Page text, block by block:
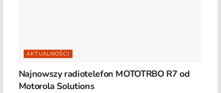
AKTUALNOŚCI
Najnowszy radiotelefon MOTOTRBO R7 od
Motorola Solutions